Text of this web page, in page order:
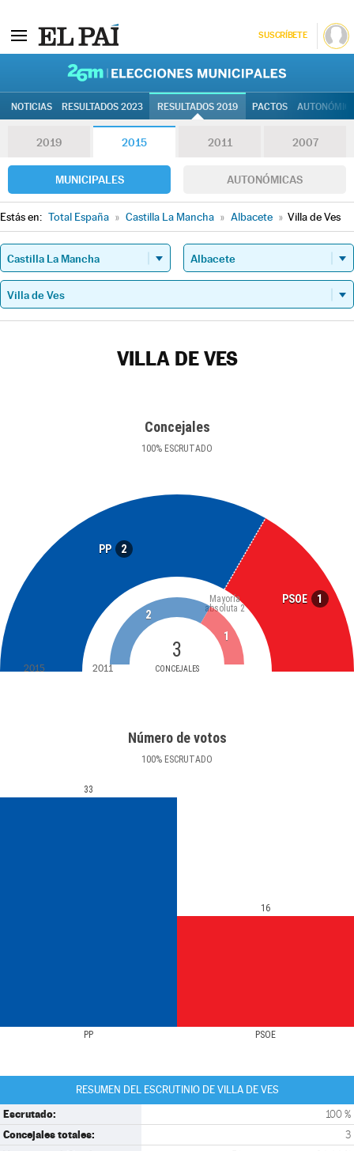
SUSCRÍBETE
NOTICIAS RESULTADOS 2023 RESULTADOS 2019 PACTOS
2019 2015 2011 2007
MUNICIPALES AUTONÓMICAS
Estás en: Total España » Castilla La Mancha » Albacete » Villa de Ves
VILLA DE VES
Concejales
100% ESCRUTADO
PP 2
PSOE 1
3
CONCEJALES
Mayoría
absoluta 2
2
1
2015 2011
Número de votos
100% ESCRUTADO
PP PSOE
33
16
RESUMEN DEL ESCRUTINIO DE VILLA DE VES
Escrutado: 100 %
Concejales totales: 3